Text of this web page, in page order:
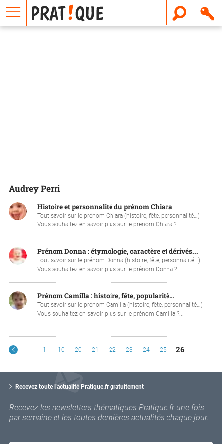
Audrey Perri
Histoire et personnalité du prénom Chiara
Tout savoir sur le prénom Chiara (histoire, fête, personnalité…)
Vous souhaitez en savoir plus sur le prénom Chiara ?...
Prénom Donna : étymologie, caractère et dérivés...
Tout savoir sur le prénom Donna (histoire, fête, personnalité…)
Vous souhaitez en savoir plus sur le prénom Donna ?...
Prénom Camilla : histoire, fête, popularité…
Tout savoir sur le prénom Camilla (histoire, fête, personnalité…)
Vous souhaitez en savoir plus sur le prénom Camilla ?...
1 10 20 21 22 23 24 25 26
Recevez toute l’actualité Pratique.fr gratuitement
Recevez les newsletters thématiques Pratique.fr une fois
par semaine et les toutes dernières actualités chaque jour.
o
r
e
e
E
m
a